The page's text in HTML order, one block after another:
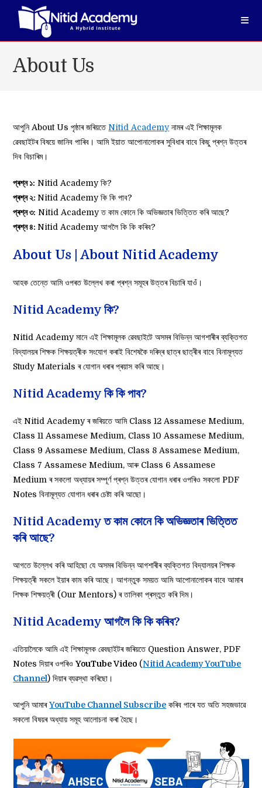
About Us
আপুনি About Us পৃষ্ঠাৰ জৰিয়তেNitid Academyনামৰ এই শিক্ষামূলক
ৱেবছাইটৰ বিষয়ে জানিব পাৰিব। আমি ইয়াত আপোনালোকৰ সুবিধাৰ বাবে কিছু প্ৰশ্ন উত্তৰ
দিব বিচাৰিম।
প্ৰশ্ন ১: Nitid Academy কি?
প্ৰশ্ন ২:Nitid Academy কি কি পাব?
প্ৰশ্ন ৩: Nitid Academy ত কাম কোনে কি অভিজ্ঞতাৰ ভিত্তিত কৰি আছে?
প্ৰশ্ন ৪:Nitid Academy আগলৈ কি কি কৰিব?
About Us | About Nitid Academy
আহক তেন্তে আমি ওপৰত উল্লেখ কৰা প্ৰশ্ন সমূহৰ উত্তৰ বিচাৰি যাওঁ।
Nitid Academy কি?
Nitid Academy মানে এই শিক্ষামূলক ৱেবছাইটে অসমৰ বিভিন্ন আগশাৰীৰ ব্যক্তিগত
বিদ্যালয়ৰ শিক্ষক শিক্ষয়ত্ৰীক সংযোগ কৰাই বিশেষকৈ দৰিদ্ৰ ছাত্ৰ ছাত্ৰীৰ বাবে বিনামূল্যত
Study Materials ৰ যোগান ধৰাৰ প্ৰয়াস কৰি আছে।
Nitid Academy কি কি পাব?
এই Nitid Academy ৰ জৰিয়তে আমি Class 12 Assamese Medium,
Class 11 Assamese Medium, Class 10 Assamese Medium,
Class 9 Assamese Medium, Class 8 Assamese Medium,
Class 7 Assamese Medium, আৰু Class 6 Assamese
Medium ৰ সকলো অধ্যায়ৰ সম্পূৰ্ণ প্ৰশ্ন উত্তৰ যোগান ধৰাৰ ওপৰিও সকলো PDF
Notes বিনামূল্যত যোগান ধৰাৰ চেষ্টা কৰি আছো।
Nitid Academy ত কাম কোনে কি অভিজ্ঞতাৰ ভিত্তিত
কৰি আছে?
আগতে উল্লেখ কৰি আহিছো যে অসমৰ বিভিন্ন আগশাৰীৰ ব্যক্তিগত বিদ্যালয়ৰ শিক্ষক
শিক্ষয়ত্ৰী সকলে ইয়াৰ কাম কৰি আছে। আগন্তুক সময়ত আমি আপোনালোকৰ বাবে আমাৰ
শিক্ষক শিক্ষয়ত্ৰী (Our Mentors) ৰ তালিকা প্ৰস্তুত কৰি দিম।
Nitid Academy আগলৈ কি কি কৰিব?
এতিয়ালৈকে আমি এই শিক্ষামূলক ৱেবছাইটৰ জৰিয়তে Question Answer, PDF
Notes দিয়াৰ ওপৰিওYouTube Video (Nitid Academy YouTube
Channel ) দিয়াৰ ব্যৱস্থা কৰিছো।
আপুনি আমাৰYouTube Channel Subscribe কৰিব পাৰে যত অতি সহজভাৱে
সকলো বিষয়ৰ অধ্যায় সমূহ আলোচনা কৰা হৈছে।